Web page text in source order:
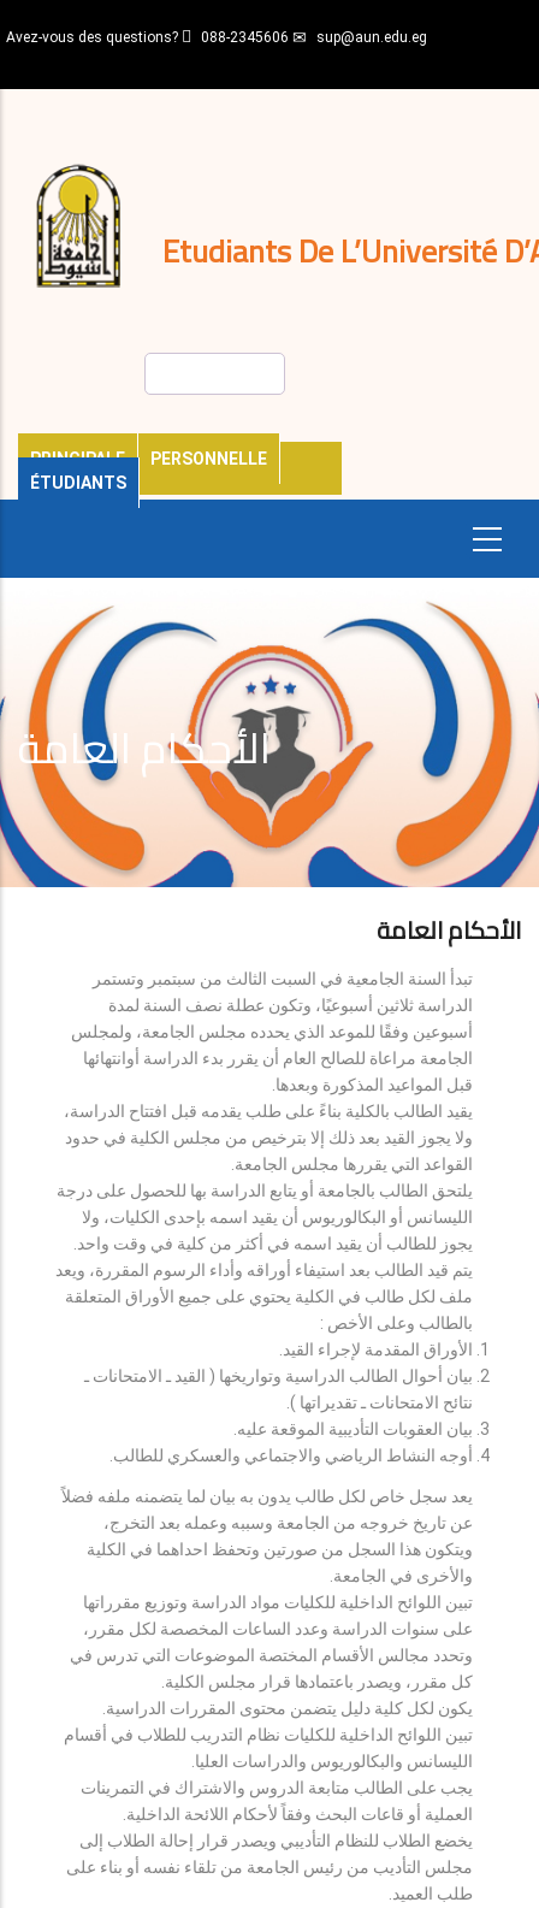
au
principal
Avez-vous des questions? 088-2345606 sup@aun.edu.eg
Etudiants De L’Université
PRINCIPALE
PERSONNELLE
ÉTUDIANTS
décisions
Expatriés
Journal
الأحكام العامة
الأحكام العامة
تبدأ السنة الجامعية في السبت الثالث من سبتمبر وتستمر
الدراسة ثلاثين أسبوعيًا، وتكون عطلة نصف السنة لمدة
أسبوعين وفقًا للموعد الذي يحدده مجلس الجامعة، ولمجلس
الجامعة مراعاة للصالح العام أن يقرر بدء الدراسة أوانتهائها
قبل المواعيد المذكورة وبعدها.
يقيد الطالب بالكلية بناءً على طلب يقدمه قبل افتتاح الدراسة،
ولا يجوز القيد بعد ذلك إلا بترخيص من مجلس الكلية في حدود
القواعد التي يقررها مجلس الجامعة.
يلتحق الطالب بالجامعة أو يتابع الدراسة بها للحصول على درجة
الليسانس أو البكالوريوس أن يقيد اسمه بإحدى الكليات، ولا
يجوز للطالب أن يقيد اسمه في أكثر من كلية في وقت واحد.
يتم قيد الطالب بعد استيفاء أوراقه وأداء الرسوم المقررة، ويعد
ملف لكل طالب في الكلية يحتوي على جميع الأوراق المتعلقة
بالطالب وعلى الأخص :
الأوراق المقدمة لإجراء القيد.
بيان أحوال الطالب الدراسية وتواريخها ( القيد ـ الامتحانات ـ
نتائح الامتحانات ـ تقديراتها ).
بيان العقوبات التأديبية الموقعة عليه.
أوجه النشاط الرياضي والاجتماعي والعسكري للطالب.
يعد سجل خاص لكل طالب يدون به بيان لما يتضمنه ملفه فضلاً
عن تاريخ خروجه من الجامعة وسببه وعمله بعد التخرج،
ويتكون هذا السجل من صورتين وتحفظ احداهما في الكلية
والأخرى في الجامعة.
تبين اللوائح الداخلية للكليات مواد الدراسة وتوزيع مقرراتها
على سنوات الدراسة وعدد الساعات المخصصة لكل مقرر،
وتحدد مجالس الأقسام المختصة الموضوعات التي تدرس في
كل مقرر، ويصدر باعتمادها قرار مجلس الكلية.
يكون لكل كلية دليل يتضمن محتوى المقررات الدراسية.
تبين اللوائح الداخلية للكليات نظام التدريب للطلاب في أقسام
الليسانس والبكالوريوس والدراسات العليا.
يجب على الطالب متابعة الدروس والاشتراك في التمرينات
العملية أو قاعات البحث وفقاً لأحكام اللائحة الداخلية.
يخضع الطلاب للنظام التأديبي ويصدر قرار إحالة الطلاب إلى
مجلس التأديب من رئيس الجامعة من تلقاء نفسه أو بناء على
طلب العميد.